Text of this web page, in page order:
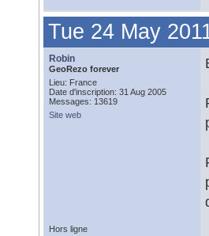
Tue 24 May
Robin
GeoRezo forever
Lieu: France
Date d'inscription: 31 Aug 2005
Messages: 13619
Site web
Hors ligne